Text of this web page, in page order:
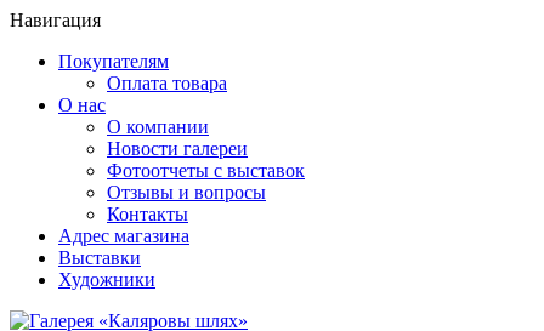
Навигация
Покупателям
Оплата товара
О нас
О компании
Новости галереи
Фотоотчеты с выставок
Отзывы и вопросы
Контакты
Адрес магазина
Выставки
Художники